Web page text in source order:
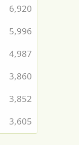
6,920
5,996
4,987
3,860
3,852
3,605